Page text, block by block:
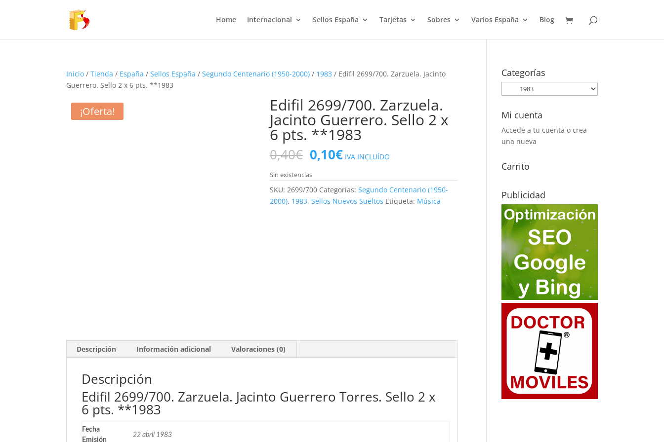
Home Internacional Sellos España Tarjetas Sobres Varios España Blog
Inicio /Tienda / España /Sellos España /Segundo Centenario (1950-2000) / 1983 / Edifil 2699/700. Zarzuela. Jacinto
Guerrero. Sello 2 x 6 pts. **1983
¡Oferta! Edifil 2699/700. Zarzuela.
Jacinto Guerrero. Sello 2 x
6 pts. **1983
0,40€ El
precio
original
era:
0,40€.
0,10€El
precio
actual
es:
0,10€.
IVA INCLUÍDO
Sin existencias
SKU:2699/700 Categorías:Segundo Centenario (1950-
2000), 1983,Sellos Nuevos Sueltos Etiqueta: Música
Descripción Información adicional Valoraciones (0)
Descripción
Edifil 2699/700. Zarzuela. Jacinto Guerrero Torres. Sello 2 x
6 pts. **1983
Fecha
Emisión
22 abril 1983
Categorías
Mi cuenta
Accede a tu cuenta o crea
una nueva
Carrito
Publicidad